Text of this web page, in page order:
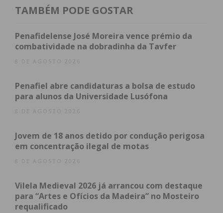
obtenha de forma regular a informação
Eu li e concordo com ostermos e
condições
TAMBÉM PODE GOSTAR
Penafidelense José Moreira vence prémio da
combatividade na dobradinha da Tavfer
8 DE AGOSTO 2026
Penafiel abre candidaturas a bolsa de estudo
para alunos da Universidade Lusófona
8 DE AGOSTO 2026
Jovem de 18 anos detido por condução perigosa
em concentração ilegal de motas
8 DE AGOSTO 2026
Vilela Medieval 2026 já arrancou com destaque
para “Artes e Ofícios da Madeira” no Mosteiro
requalificado